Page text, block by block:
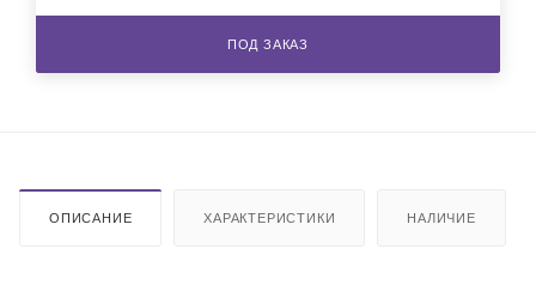
ПОД ЗАКАЗ
ОПИСАНИЕ ХАРАКТЕРИСТИКИ НАЛИЧИЕ